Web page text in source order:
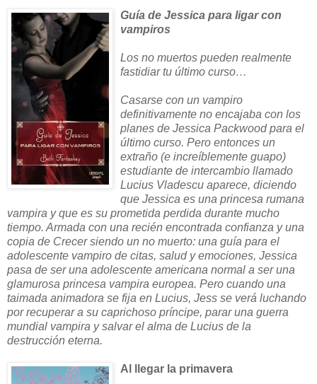
Guía de Jessica para ligar con
vampiros
Los no muertos pueden realmente
fastidiar tu último curso…
Casarse con un vampiro
definitivamente no encajaba con los
planes de Jessica Packwood para el
último curso. Pero entonces un
extraño (e increíblemente guapo)
estudiante de intercambio llamado
Lucius Vladescu aparece, diciendo
que Jessica es una princesa rumana
vampira y que es su prometida perdida durante mucho
tiempo. Armada con una recién encontrada confianza y una
copia de Crecer siendo un no muerto: una guía para el
adolescente vampiro de citas, salud y emociones, Jessica
pasa de ser una adolescente americana normal a ser una
glamurosa princesa vampira europea. Pero cuando una
taimada animadora se fija en Lucius, Jess se verá luchando
por recuperar a su caprichoso príncipe, parar una guerra
mundial vampira y salvar el alma de Lucius de la
destrucción eterna.
Al llegar la primavera